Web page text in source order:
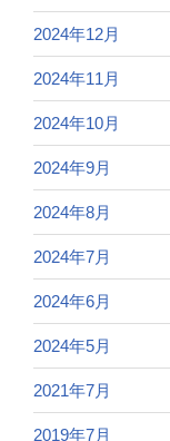
2024年12月
2024年11月
2024年10月
2024年9月
2024年8月
2024年7月
2024年6月
2024年5月
2021年7月
2019年7月